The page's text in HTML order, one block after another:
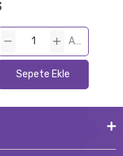
ADET
Sepete Ekle